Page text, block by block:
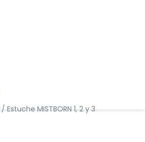
/ Estuche MISTBORN 1, 2 y 3